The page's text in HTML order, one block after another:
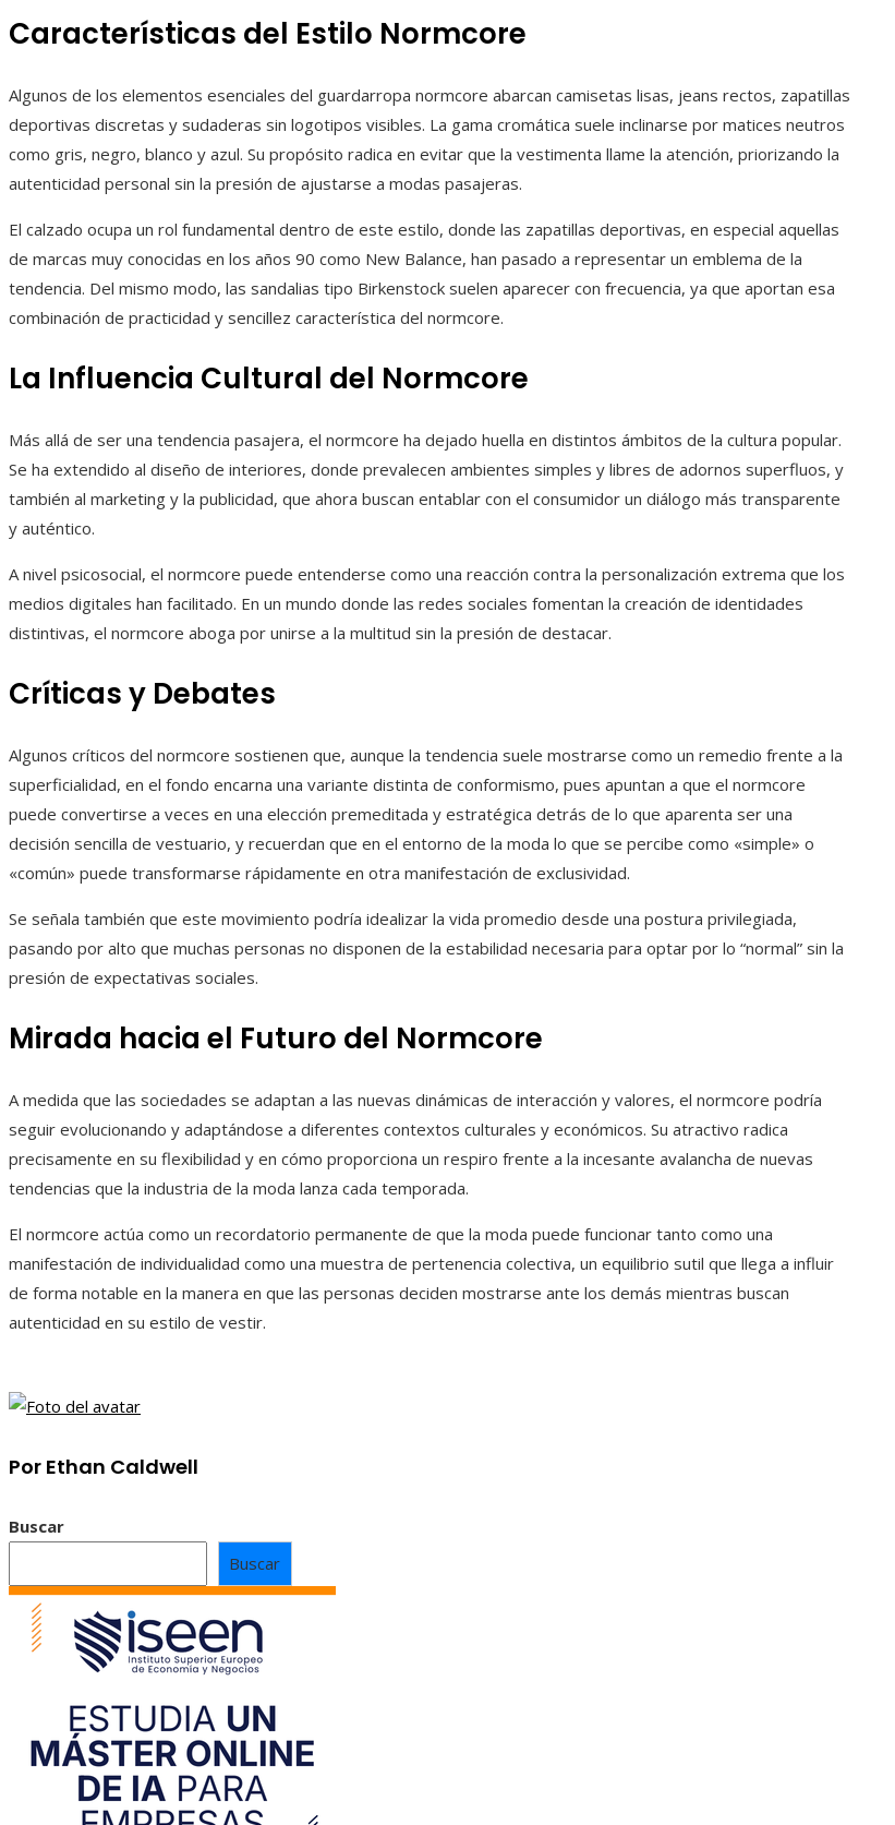
Características del Estilo Normcore
Algunos de los elementos esenciales del guardarropa normcore abarcan camisetas lisas, jeans rectos, zapatillas
deportivas discretas y sudaderas sin logotipos visibles. La gama cromática suele inclinarse por matices neutros
como gris, negro, blanco y azul. Su propósito radica en evitar que la vestimenta llame la atención, priorizando la
autenticidad personal sin la presión de ajustarse a modas pasajeras.
El calzado ocupa un rol fundamental dentro de este estilo, donde las zapatillas deportivas, en especial aquellas
de marcas muy conocidas en los años 90 como New Balance, han pasado a representar un emblema de la
tendencia. Del mismo modo, las sandalias tipo Birkenstock suelen aparecer con frecuencia, ya que aportan esa
combinación de practicidad y sencillez característica del normcore.
La Influencia Cultural del Normcore
Más allá de ser una tendencia pasajera, el normcore ha dejado huella en distintos ámbitos de la cultura popular.
Se ha extendido al diseño de interiores, donde prevalecen ambientes simples y libres de adornos superfluos, y
también al marketing y la publicidad, que ahora buscan entablar con el consumidor un diálogo más transparente
y auténtico.
A nivel psicosocial, el normcore puede entenderse como una reacción contra la personalización extrema que los
medios digitales han facilitado. En un mundo donde las redes sociales fomentan la creación de identidades
distintivas, el normcore aboga por unirse a la multitud sin la presión de destacar.
Críticas y Debates
Algunos críticos del normcore sostienen que, aunque la tendencia suele mostrarse como un remedio frente a la
superficialidad, en el fondo encarna una variante distinta de conformismo, pues apuntan a que el normcore
puede convertirse a veces en una elección premeditada y estratégica detrás de lo que aparenta ser una
decisión sencilla de vestuario, y recuerdan que en el entorno de la moda lo que se percibe como «simple» o
«común» puede transformarse rápidamente en otra manifestación de exclusividad.
Se señala también que este movimiento podría idealizar la vida promedio desde una postura privilegiada,
pasando por alto que muchas personas no disponen de la estabilidad necesaria para optar por lo “normal” sin la
presión de expectativas sociales.
Mirada hacia el Futuro del Normcore
A medida que las sociedades se adaptan a las nuevas dinámicas de interacción y valores, el normcore podría
seguir evolucionando y adaptándose a diferentes contextos culturales y económicos. Su atractivo radica
precisamente en su flexibilidad y en cómo proporciona un respiro frente a la incesante avalancha de nuevas
tendencias que la industria de la moda lanza cada temporada.
El normcore actúa como un recordatorio permanente de que la moda puede funcionar tanto como una
manifestación de individualidad como una muestra de pertenencia colectiva, un equilibrio sutil que llega a influir
de forma notable en la manera en que las personas deciden mostrarse ante los demás mientras buscan
autenticidad en su estilo de vestir.
Por Ethan Caldwell
Buscar
Buscar